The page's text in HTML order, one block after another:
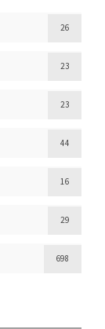
26
23
23
44
16
29
698